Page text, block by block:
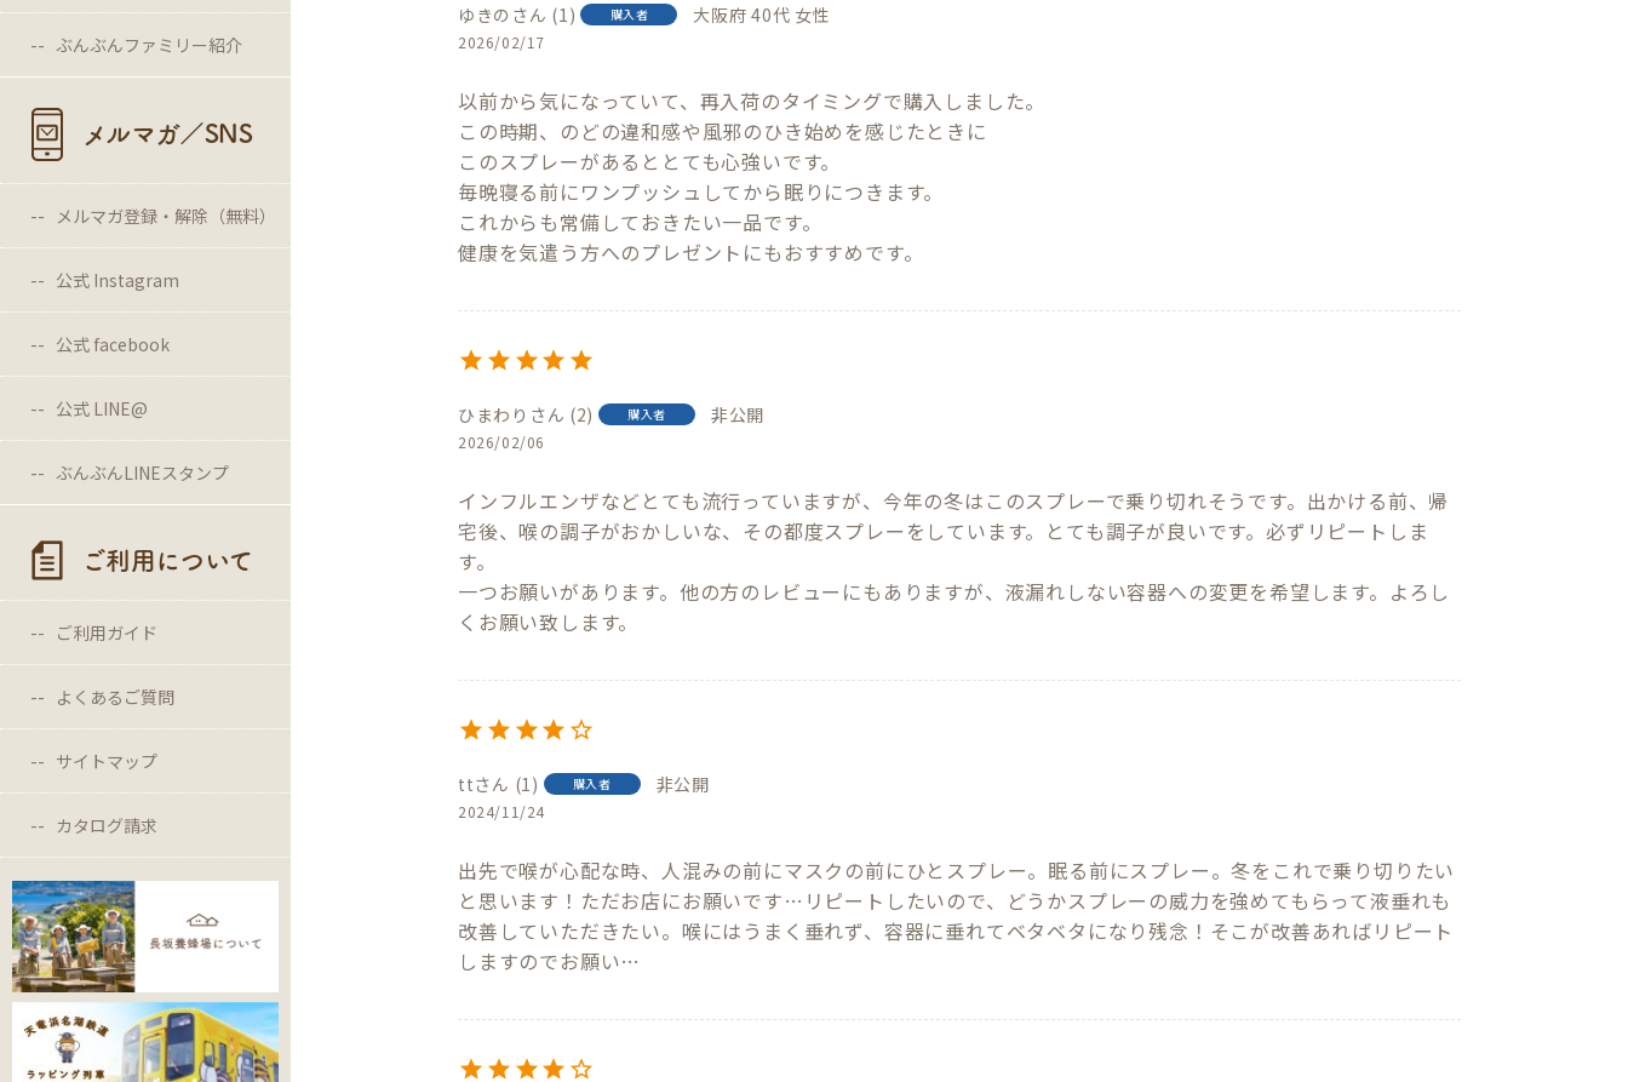
ぶんぶんファミリー紹介
メルマガ／SNS
メルマガ登録・解除（無料）
公式 Instagram
公式 facebook
公式 LINE@
ぶんぶんLINEスタンプ
ご利用について
ご利用ガイド
よくあるご質問
サイトマップ
カタログ請求
ゆきの 1 購入者 大阪府 40代 女性
2026/02/17
以前から気になっていて、再入荷のタイミングで購入しました。
この時期、のどの違和感や風邪のひき始めを感じたときに
このスプレーがあるととても心強いです。
毎晩寝る前にワンプッシュしてから眠りにつきます。
これからも常備しておきたい一品です。
健康を気遣う方へのプレゼントにもおすすめです。
ひまわり 2 購入者 非公開
2026/02/06
インフルエンザなどとても流行っていますが、今年の冬はこのスプレーで乗り切れそうです。出かける前、帰
宅後、喉の調子がおかしいな、その都度スプレーをしています。とても調子が良いです。必ずリピートしま
す。
一つお願いがあります。他の方のレビューにもありますが、液漏れしない容器への変更を希望します。よろし
くお願い致します。
tt 1 購入者 非公開
2024/11/24
出先で喉が心配な時、人混みの前にマスクの前にひとスプレー。眠る前にスプレー。冬をこれで乗り切りたい
と思います！ただお店にお願いです…リピートしたいので、どうかスプレーの威力を強めてもらって液垂れも
改善していただきたい。喉にはうまく垂れず、容器に垂れてベタベタになり残念！そこが改善あればリピート
しますのでお願い…